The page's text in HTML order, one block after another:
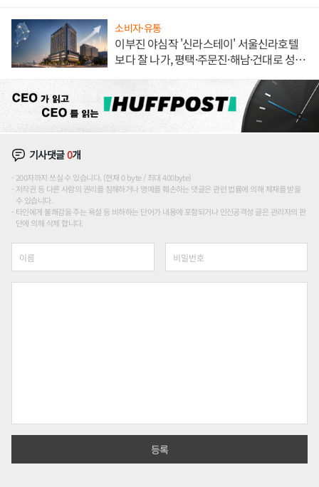
소비자·유통
이부진 야심작 '신라스테이' 서울신라호텔
보다 잘 나가, 평택·주문진·해남·건대로 성
기사댓글0개
200자까지 쓰실 수 있습니다. (현재 0 byte / 최대 400byte)
저작권 등 다른 사람의 권리를 침해하거나 명예를 훼손하는 댓글은 관련 법률에 의해 제재를 받을
수 있습니다.
타인에게 불쾌감을 주는 욕설 등 비하하는 단어가 내용에 포함되거나 인신공격성 글은 관리자의 판
단에 의해 삭제 합니다.